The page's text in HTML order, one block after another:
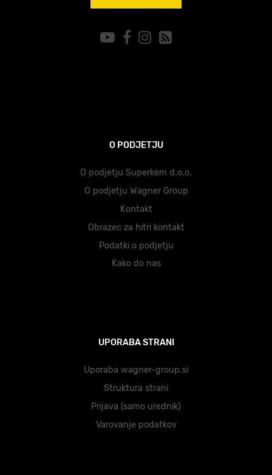
O PODJETJU
O podjetju Superkem d.o.o.
O podjetju Wagner Group
Kontakt
Obrazec za hitri kontakt
Podatki o podjetju
Kako do nas
UPORABA STRANI
Uporaba wagner-group.si
Struktura strani
Prijava (samo urednik)
Varovanje podatkov